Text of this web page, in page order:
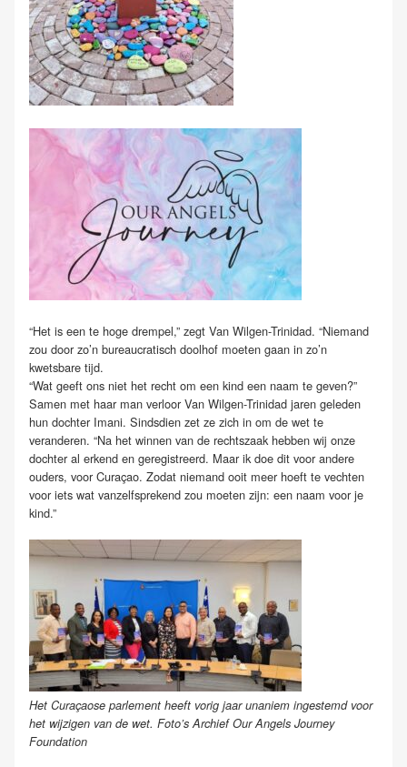
“Het is een te hoge drempel,” zegt Van Wilgen-Trinidad. “Niemand
zou door zo’n bureaucratisch doolhof moeten gaan in zo’n
kwetsbare tijd.
“Wat geeft ons niet het recht om een kind een naam te geven?”
Samen met haar man verloor Van Wilgen-Trinidad jaren geleden
hun dochter Imani. Sindsdien zet ze zich in om de wet te
veranderen. “Na het winnen van de rechtszaak hebben wij onze
dochter al erkend en geregistreerd. Maar ik doe dit voor andere
ouders, voor Curaçao. Zodat niemand ooit meer hoeft te vechten
voor iets wat vanzelfsprekend zou moeten zijn: een naam voor je
kind.”
Het Curaçaose parlement heeft vorig jaar unaniem ingestemd voor
het wijzigen van de wet. Foto’s Archief Our Angels Journey
Foundation